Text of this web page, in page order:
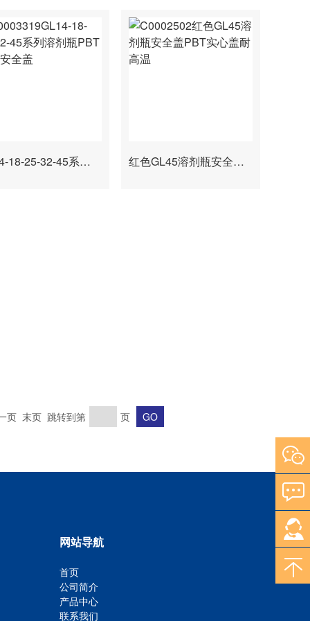
GL14-18-25-32-45系列溶剂瓶PBT开孔安全盖 红色GL45溶剂瓶安全盖PBT实心盖耐高温
页 末页 跳转到第 页
网站导航
首页
公司简介
产品中心
联系我们